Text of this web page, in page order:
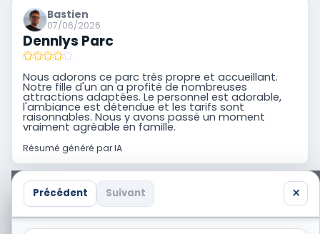
Bastien
07/06/2026
Dennlys Parc
Nous adorons ce parc très propre et accueillant.
Notre fille d'un an a profité de nombreuses
attractions adaptées. Le personnel est adorable,
l'ambiance est détendue et les tarifs sont
raisonnables. Nous y avons passé un moment
vraiment agréable en famille.
Résumé généré par IA
Précédent Suivant ×
Vous avez aussi visité Dennlys Parc ? Partagez
votre propre trip report avec la communauté.